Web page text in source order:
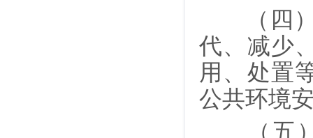
（四）
代、减少
用、处置
公共环境
（五）